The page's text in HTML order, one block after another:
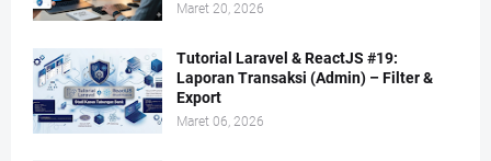
Maret 20, 2026
Tutorial Laravel & ReactJS #19:
Laporan Transaksi (Admin) – Filter &
Export
Maret 06, 2026